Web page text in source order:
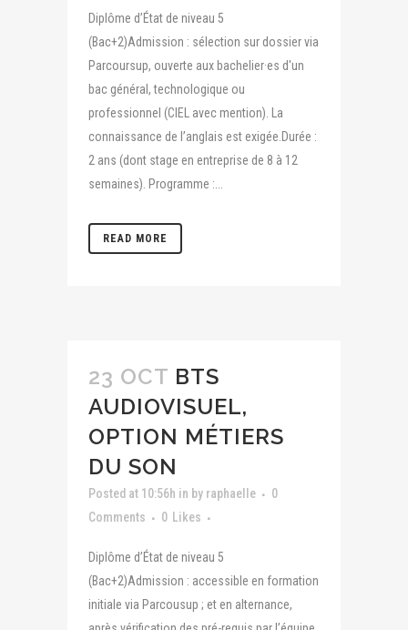
Diplôme d’État de niveau 5
(Bac+2)Admission : sélection sur dossier via
Parcoursup, ouverte aux bachelier·es d'un
bac général, technologique ou
professionnel (CIEL avec mention). La
connaissance de l’anglais est exigée.Durée :
2 ans (dont stage en entreprise de 8 à 12
semaines). Programme :...
READ MORE
23 OCT BTS
AUDIOVISUEL,
OPTION MÉTIERS
DU SON
Posted at 10:56h in by raphaelle
0
Comments
0 Likes
Diplôme d’État de niveau 5
(Bac+2)Admission : accessible en formation
initiale via Parcousup ; et en alternance,